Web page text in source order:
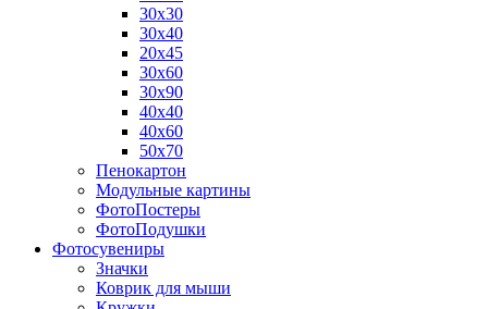
30х30
30х40
20х45
30х60
30х90
40х40
40х60
50х70
Пенокартон
Модульные картины
ФотоПостеры
ФотоПодушки
Фотоcувениры
Значки
Коврик для мыши